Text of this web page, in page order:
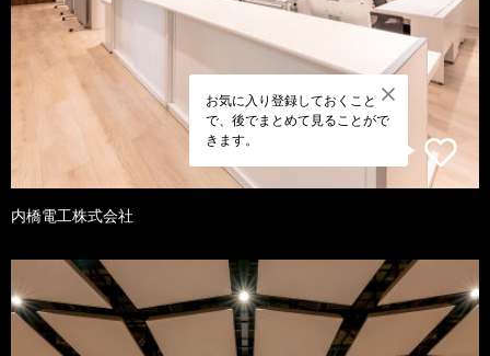
お気に入り登録しておくこと
で、後でまとめて見ることがで
きます。
内橋電工株式会社